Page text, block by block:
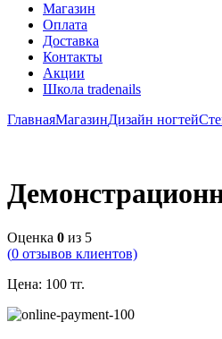
Магазин
Оплата
Доставка
Контакты
Акции
Школа tradenails
ГлавнаяМагазинДизайн ногтей
Оценка 0 из 5
(0 отзывов клиентов)
Цена: 100 тг.